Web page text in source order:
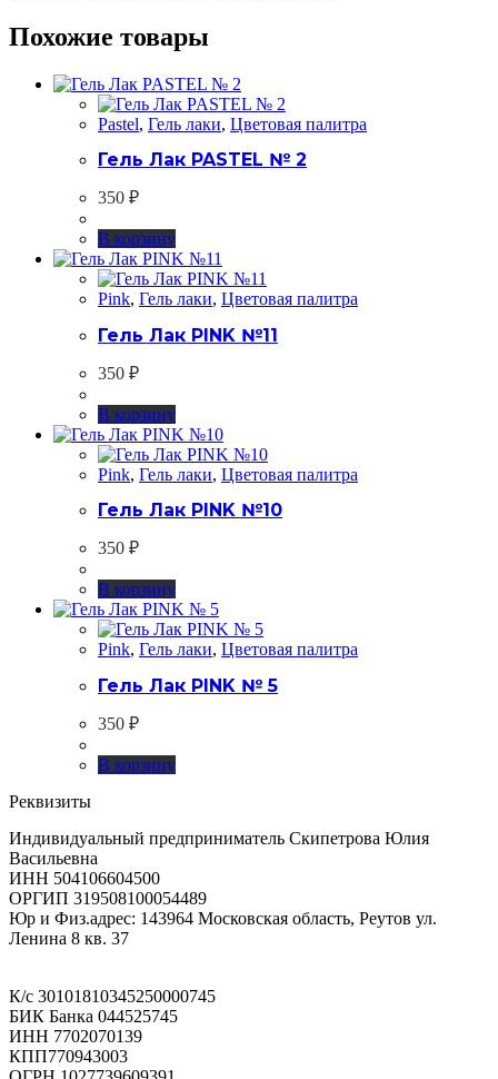
Похожие товары
Pastel, Гель лаки, Цветовая палитра
Гель Лак PASTEL № 2
350 ₽
В корзину
Pink, Гель лаки, Цветовая палитра
Гель Лак PINK №11
350 ₽
В корзину
Pink, Гель лаки, Цветовая палитра
Гель Лак PINK №10
350 ₽
В корзину
Pink, Гель лаки, Цветовая палитра
Гель Лак PINK № 5
350 ₽
В корзину
Реквизиты
Индивидуальный предприниматель Скипетрова Юлия
Васильевна
ИНН 504106604500
ОРГИП 319508100054489
Юр и Физ.адрес: 143964 Московская область, Реутов ул.
Ленина 8 кв. 37
К/с 30101810345250000745
БИК Банка 044525745
ИНН 7702070139
КПП770943003